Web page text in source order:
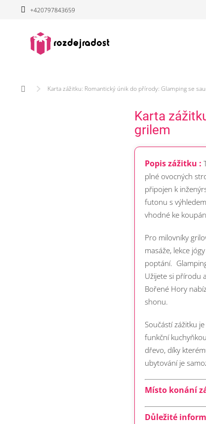
+420797843659
Domů Karta zážitku: Romantický únik do přírody: Glamping se
Karta
grilem
Popis zážitku :
plné ovocných
připojen k
futonu s
vhodné ke
Pro milovníky
masáže, lekce
poptání.
Užijete si přírodu
Bořené Hory
shonu.
Součástí zážitku
funkční
dřevo, díky
ubytování je
Místo konání
Důležité